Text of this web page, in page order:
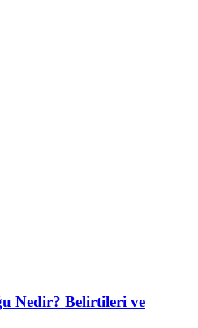
Nedir? Belirtileri ve